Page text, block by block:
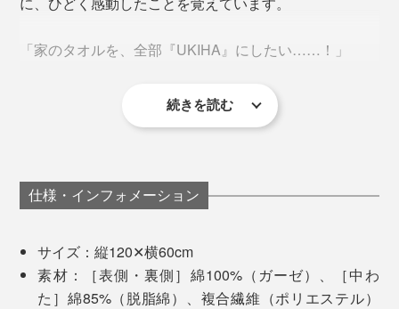
これは「清水湧水」が湧き出る、名水の郷・うきは市だ
ルには“いい水”が欠かせないのです。
「家のタオルを、全部『UKIHA』にしたい……！」
そう思った私は、MONOCOでの販売を待ちきれず、個
続きを読む
仕様・インフォメーション
サイズ：縦120✕横60cm
素材：［表側・裏側］綿100%（ガーゼ）、［中わ
た］綿85%（脱脂綿）、複合繊維（ポリエステル）